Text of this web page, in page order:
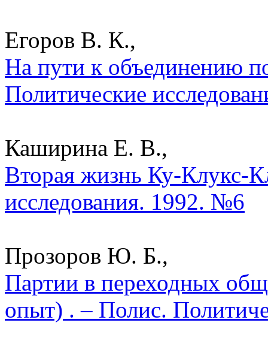
Егоров В. К.,
На пути к объединению
Политические
Каширина Е. В.,
Вторая жизнь Ку-Клукс-
исследования. 1992. №6
Прозоров Ю. Б.,
Партии в переходных
опыт) . – Полис.